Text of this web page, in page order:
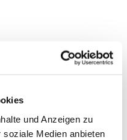
und Anzeigen zu
Medien anbieten
auch